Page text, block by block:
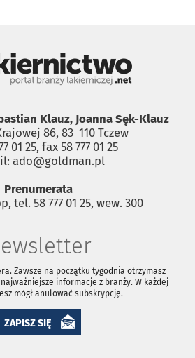
Klauz, Joanna Sęk-Klauz
86, 83 ­ 110 Tczew
01 25, fax 58 777 01 25
ado@goldman.pl
Prenumerata
tel. 58 777 01 25, wew. 300
Zawsze na początku tygodnia otrzymasz
informacje z branży. W każdej
mógł anulować subskrypcję.
ZAPISZ SIĘ